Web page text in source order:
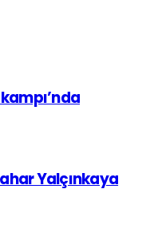
Yalçınkaya